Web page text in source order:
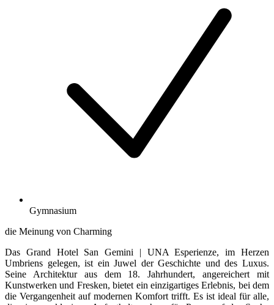
Gymnasium
die Meinung von Charming
Das Grand Hotel San Gemini | UNA Esperienze, im Herzen
Umbriens gelegen, ist ein Juwel der Geschichte und des Luxus.
Seine Architektur aus dem 18. Jahrhundert, angereichert mit
Kunstwerken und Fresken, bietet ein einzigartiges Erlebnis, bei dem
die Vergangenheit auf modernen Komfort trifft. Es ist ideal für alle,